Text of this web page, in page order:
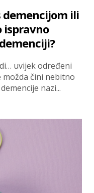
demencijom ili
ispravno
uvijek određeni
možda čini nebitno
nazi...